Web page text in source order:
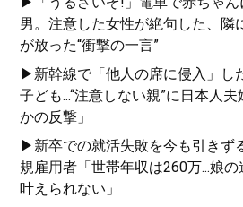
起こる様々な
罪行為をど
気の「インタ
本」！
男。注意した女性が絶句した、隣
が放った“衝撃の一言”
▶新幹線で「他人の席に侵入」し
子ども...“注意しない親”に日本人夫
かの反撃」
▶新卒での就活失敗を今も引きず
規雇用者「世帯年収は260万...娘の
叶えられない」